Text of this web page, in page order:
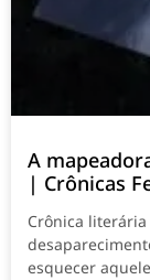
A
| Crônicas
Crônica
esquecer